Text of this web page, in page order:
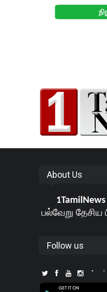
About Us
1TamilNews
பல்வேறு தேசிய
Follow us